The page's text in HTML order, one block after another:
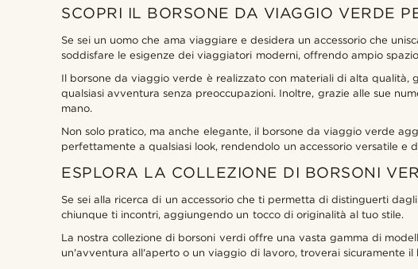
SCOPRI IL BORSONE DA VIAGGIO VERDE
Se sei un uomo che ama viaggiare e desidera un accessorio che
soddisfare le esigenze dei viaggiatori moderni, offrendo ampio
Il borsone da viaggio verde è realizzato con materiali di alta
qualsiasi avventura senza preoccupazioni. Inoltre, grazie alle sue
mano.
Non solo pratico, ma anche elegante, il borsone da viaggio verde
perfettamente a qualsiasi look, rendendolo un accessorio versatile e
ESPLORA LA COLLEZIONE DI BORSONI
Se sei alla ricerca di un accessorio che ti permetta di distinguerti
chiunque ti incontri, aggiungendo un tocco di originalità al tuo stile.
La nostra collezione di borsoni verdi offre una vasta gamma di
un'avventura all'aperto o un viaggio di lavoro, troverai sicuramente